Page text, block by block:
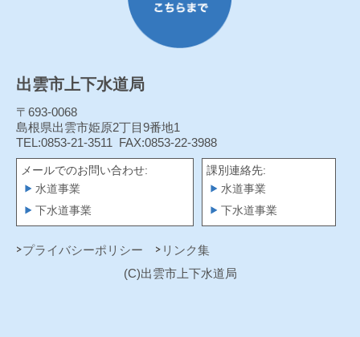
出雲市上下水道局
〒693-0068
島根県出雲市姫原2丁目9番地1
TEL:0853-21-3511
FAX:0853-22-3988
メールでのお問い合わせ:
水道事業
下水道事業
課別連絡先:
水道事業
下水道事業
プライバシーポリシー
リンク集
(C)出雲市上下水道局